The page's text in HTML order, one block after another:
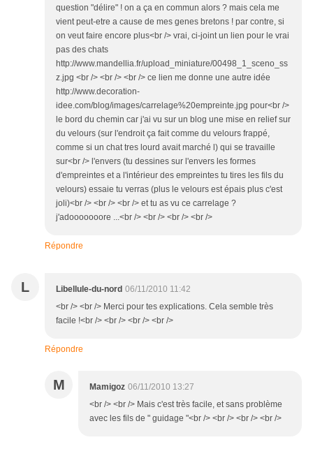
question "délire" ! on a ça en commun alors ? mais cela me
vient peut-etre a cause de mes genes bretons ! par contre, si
on veut faire encore plus<br /> vrai, ci-joint un lien pour le vrai
pas des chats
http://www.mandellia.fr/upload_miniature/00498_1_sceno_ss
z.jpg <br /> <br /> <br /> ce lien me donne une autre idée
http://www.decoration-
idee.com/blog/images/carrelage%20empreinte.jpg pour<br />
le bord du chemin car j'ai vu sur un blog une mise en relief sur
du velours (sur l'endroit ça fait comme du velours frappé,
comme si un chat tres lourd avait marché l) qui se travaille
sur<br /> l'envers (tu dessines sur l'envers les formes
d'empreintes et a l'intérieur des empreintes tu tires les fils du
velours) essaie tu verras (plus le velours est épais plus c'est
joli)<br /> <br /> <br /> et tu as vu ce carrelage ?
j'adooooooore ...<br /> <br /> <br /> <br />
Répondre
L Libellule-du-nord 06/11/2010 11:42
<br /> <br /> Merci pour tes explications. Cela semble très
facile !<br /> <br /> <br /> <br />
Répondre
M Mamigoz 06/11/2010 13:27
<br /> <br /> Mais c'est très facile, et sans problème
avec les fils de " guidage "<br /> <br /> <br /> <br />